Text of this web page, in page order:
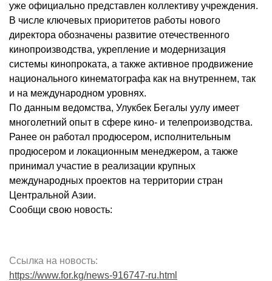
уже официально представлен коллективу учреждения.
В числе ключевых приоритетов работы нового
директора обозначены развитие отечественного
кинопроизводства, укрепление и модернизация
системы кинопроката, а также активное продвижение
национального кинематографа как на внутреннем, так
и на международном уровнях.
По данным ведомства, Улукбек Бегалы уулу имеет
многолетний опыт в сфере кино- и телепроизводства.
Ранее он работал продюсером, исполнительным
продюсером и локационным менеджером, а также
принимал участие в реализации крупных
международных проектов на территории стран
Центральной Азии.
Сообщи свою новость:
Ссылка на новость:
https://www.for.kg/news-916747-ru.html